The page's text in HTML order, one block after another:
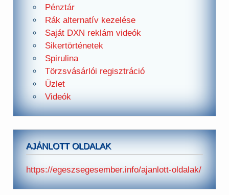
Pénztár
Rák alternatív kezelése
Saját DXN reklám videók
Sikertörténetek
Spirulina
Törzsvásárlói regisztráció
Üzlet
Videók
AJÁNLOTT OLDALAK
https://egeszsegesember.info/ajanlott-oldalak/